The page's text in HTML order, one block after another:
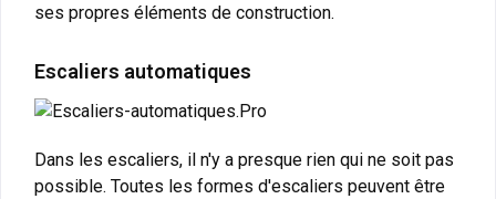
ses propres éléments de construction.
Escaliers automatiques
Dans les escaliers, il n'y a presque rien qui ne soit pas
possible. Toutes les formes d'escaliers peuvent être